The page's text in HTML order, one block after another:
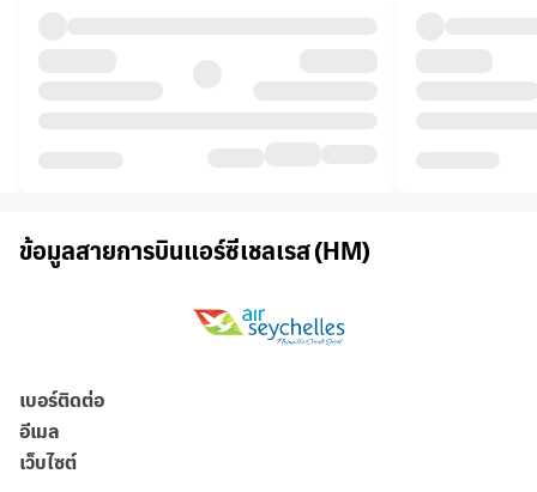
ข้อมูลสายการบินแอร์ซีเชลเรส (HM)
เบอร์ติดต่อ
อีเมล
เว็บไซต์